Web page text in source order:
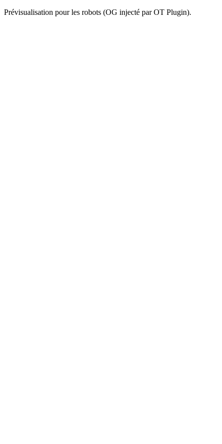
Prévisualisation pour les robots (OG injecté par OT Plugin).